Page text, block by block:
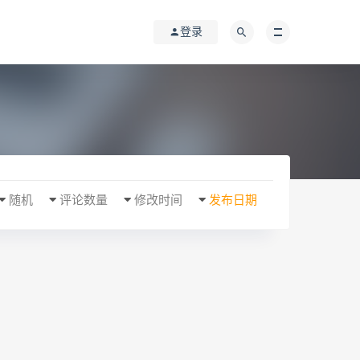
登录
发布日期
修改时间
评论数量
随机